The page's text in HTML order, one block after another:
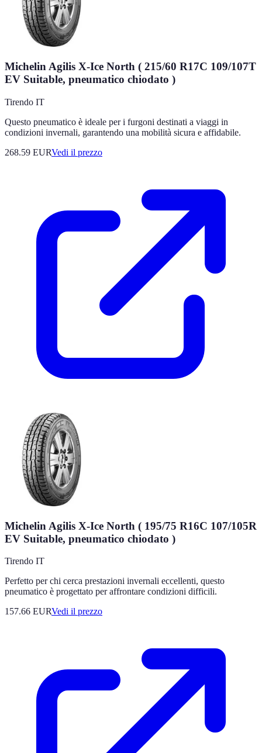
Michelin Agilis X-Ice North ( 215/60 R17C 109/107T
EV Suitable, pneumatico chiodato )
Tirendo IT
Questo pneumatico è ideale per i furgoni destinati a viaggi in
condizioni invernali, garantendo una mobilità sicura e affidabile.
268.59 EURVedi il prezzo
Michelin Agilis X-Ice North ( 195/75 R16C 107/105R
EV Suitable, pneumatico chiodato )
Tirendo IT
Perfetto per chi cerca prestazioni invernali eccellenti, questo
pneumatico è progettato per affrontare condizioni difficili.
157.66 EURVedi il prezzo